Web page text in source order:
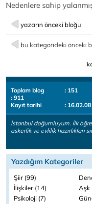
Nedenlere sahip
yazarın önceki bloğu
bu kategorideki önceki
Toplam blog
: 151
: 911
Kayıt tarihi
: 16.02.08
İstanbul doğumluyum. İlk
askerlik ve evlilik hazırlıkları
Yazdığım Kategoriler
Şiir (99)
İlişkiler (14)
Aşk
Psikoloji (7)